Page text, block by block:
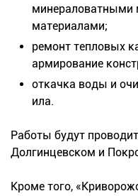
материалами;
ремонт тепловых
армирование
откачка воды и
ила.
Работы будут
Долгинцевском и
Кроме того,